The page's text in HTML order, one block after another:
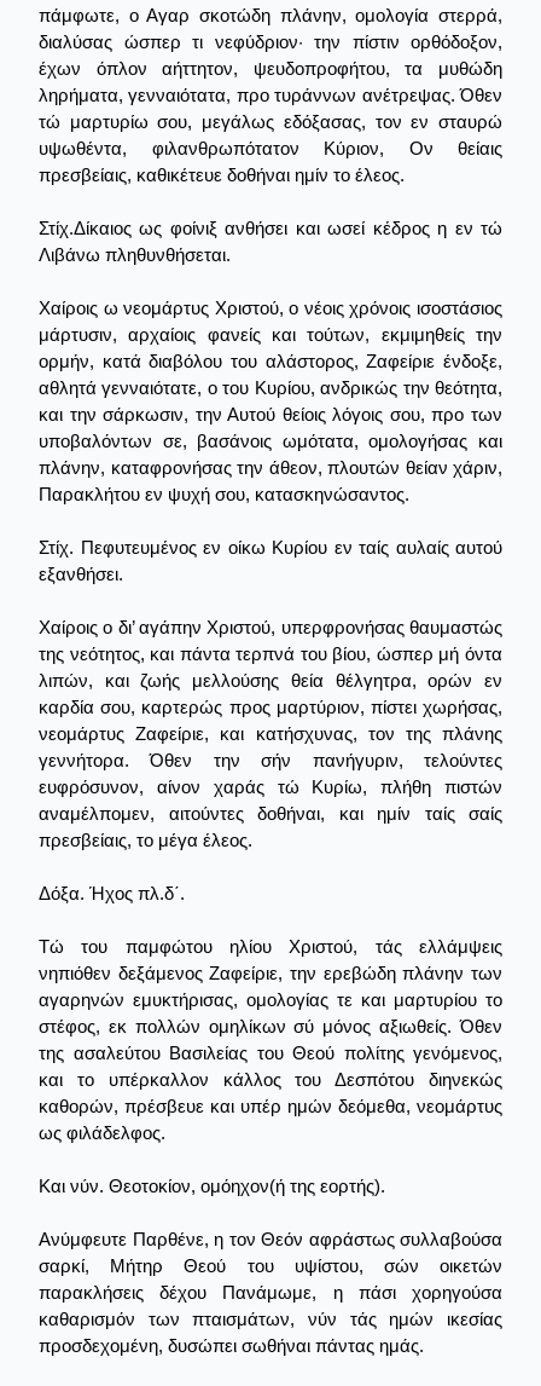
πάμφωτε, ο Αγαρ σκοτώδη πλάνην, ομολογία στερρά,
διαλύσας ώσπερ τι νεφύδριον· την πίστιν ορθόδοξον,
έχων όπλον αήττητον, ψευδοπροφήτου, τα μυθώδη
ληρήματα, γενναιότατα, προ τυράννων ανέτρεψας. Όθεν
τώ μαρτυρίω σου, μεγάλως εδόξασας, τον εν σταυρώ
υψωθέντα, φιλανθρωπότατον Κύριον, Ον θείαις
πρεσβείαις, καθικέτευε δοθήναι ημίν το έλεος.
Στίχ.Δίκαιος ως φοίνιξ ανθήσει και ωσεί κέδρος η εν τώ
Λιβάνω πληθυνθήσεται.
Χαίροις ω νεομάρτυς Χριστού, ο νέοις χρόνοις ισοστάσιος
μάρτυσιν, αρχαίοις φανείς και τούτων, εκμιμηθείς την
ορμήν, κατά διαβόλου του αλάστορος, Ζαφείριε ένδοξε,
αθλητά γενναιότατε, ο του Κυρίου, ανδρικώς την θεότητα,
και την σάρκωσιν, την Αυτού θείοις λόγοις σου, προ των
υποβαλόντων σε, βασάνοις ωμότατα, ομολογήσας και
πλάνην, καταφρονήσας την άθεον, πλουτών θείαν χάριν,
Παρακλήτου εν ψυχή σου, κατασκηνώσαντος.
Στίχ. Πεφυτευμένος εν οίκω Κυρίου εν ταίς αυλαίς αυτού
εξανθήσει.
Χαίροις ο δι’ αγάπην Χριστού, υπερφρονήσας θαυμαστώς
της νεότητος, και πάντα τερπνά του βίου, ώσπερ μή όντα
λιπών, και ζωής μελλούσης θεία θέλγητρα, ορών εν
καρδία σου, καρτερώς προς μαρτύριον, πίστει χωρήσας,
νεομάρτυς Ζαφείριε, και κατήσχυνας, τον της πλάνης
γεννήτορα. Όθεν την σήν πανήγυριν, τελούντες
ευφρόσυνον, αίνον χαράς τώ Κυρίω, πλήθη πιστών
αναμέλπομεν, αιτούντες δοθήναι, και ημίν ταίς σαίς
πρεσβείαις, το μέγα έλεος.
Δόξα. Ήχος πλ.δ΄.
Τώ του παμφώτου ηλίου Χριστού, τάς ελλάμψεις
νηπιόθεν δεξάμενος Ζαφείριε, την ερεβώδη πλάνην των
αγαρηνών εμυκτήρισας, ομολογίας τε και μαρτυρίου το
στέφος, εκ πολλών ομηλίκων σύ μόνος αξιωθείς. Όθεν
της ασαλεύτου Βασιλείας του Θεού πολίτης γενόμενος,
και το υπέρκαλλον κάλλος του Δεσπότου διηνεκώς
καθορών, πρέσβευε και υπέρ ημών δεόμεθα, νεομάρτυς
ως φιλάδελφος.
Και νύν. Θεοτοκίον, ομόηχον(ή της εορτής).
Ανύμφευτε Παρθένε, η τον Θεόν αφράστως συλλαβούσα
σαρκί, Μήτηρ Θεού του υψίστου, σών οικετών
παρακλήσεις δέχου Πανάμωμε, η πάσι χορηγούσα
καθαρισμόν των πταισμάτων, νύν τάς ημών ικεσίας
προσδεχομένη, δυσώπει σωθήναι πάντας ημάς.